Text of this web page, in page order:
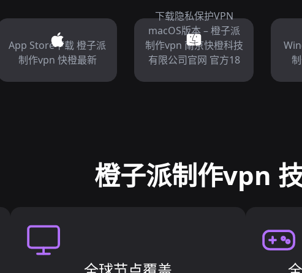
App Store下载 橙子派
制作vpn 快橙最新
下载隐私保护VPN
macOS版本 – 橙子派
制作vpn 南京快橙科技
有限公司官网 官方18
橙子派制作vpn